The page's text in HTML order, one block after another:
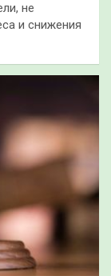
не
и снижения